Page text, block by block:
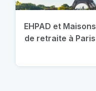
EHPAD et Maisons
de retraite à Paris